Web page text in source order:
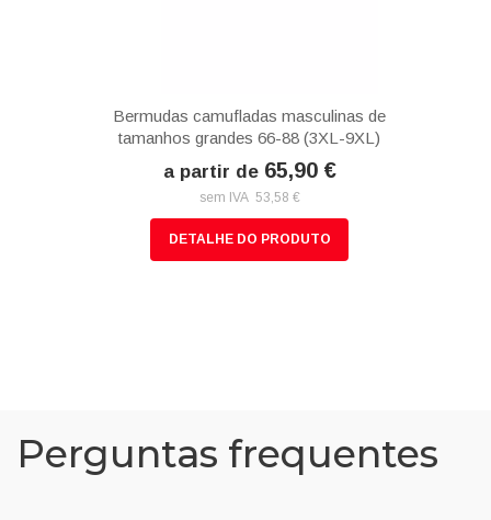
Bermudas camufladas masculinas de
tamanhos grandes 66-88 (3XL-9XL)
a partir de 65,90 €
sem IVA 53,58 €
DETALHE DO PRODUTO
Perguntas frequentes